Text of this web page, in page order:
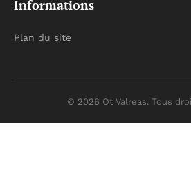
Informations
Plan du site
© 2026 Ot Valreas. Tous